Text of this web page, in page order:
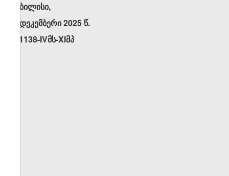
თბილისი,
9 დეკემბერი 2025 წ.
N1138-IVმს-XIმპ